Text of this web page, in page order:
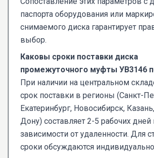
паспорта оборудования или
снимаемого диска гарантирует
выбор.
Каковы сроки поставки диска
промежуточного муфты УВ3146
При наличии на центральном
срок поставки в регионы (Санкт-
Екатеринбург, Новосибирск,
Дону) составляет 2-5 рабочих дней
зависимости от удаленности. Для
сроки обсуждаются